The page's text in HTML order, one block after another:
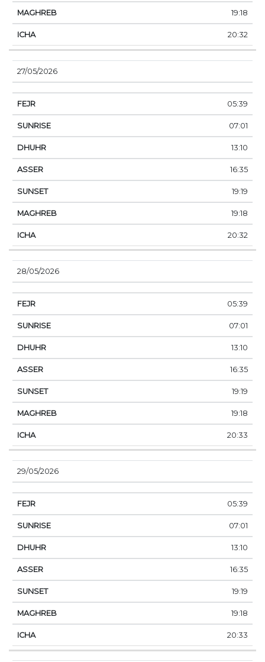
19:18
20:32
27/05/2026
05:39
07:01
13:10
16:35
19:19
19:18
20:32
28/05/2026
05:39
07:01
13:10
16:35
19:19
19:18
20:33
29/05/2026
05:39
07:01
13:10
16:35
19:19
19:18
20:33